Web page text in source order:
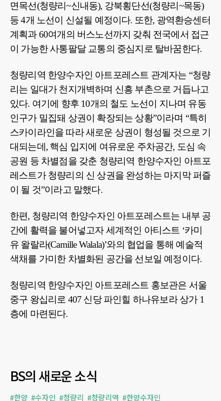
면목선(청량리~신내동), 강북횡단선(청량리~목동)
등 4개 노선이 신설될 예정이다. 또한, 광역환승센터
계획과 60여개의 버스노선까지 갖춰 전국에서 접근
이 가능한 사통팔달 교통의 중심지로 탈바꿈한다.
청량리역 한양수자인 아트포레스트 관계자는 “청량
리는 일대가 천지개벽하며 신흥 부촌으로 거듭나고
있다. 여기에 향후 10개의 철도 노선이 지나며 유동
인구가 밀집돼 상권이 확장되는 상황”이라며 “특히
스카이라인을 따라 새로운 상권이 형성될 것으로 기
대되는데, 핵심 입지에 여유로운 주차공간, 도심 속
공원 등 차별점을 갖춘 청량리역 한양수자인 아트포
레스트가 청량리의 신 상권을 완성하는 마지막 퍼즐
이 될 것”이라고 말했다.
한편, 청량리역 한양수자인 아트포레스트는 내부 공
간에 활력을 불어넣고자 세계적인 아티스트 ‘카미
유 왈랄라(Camille Walala)’와의 협업을 통해 예술적
색채를 가미한 차별화된 공간을 선보일 예정이다.
청량리역 한양수자인 아트포레스트 홍보관은 서울
중구 왕십리로 407 신당 파인힐 하나유보라 상가 1
층에 마련된다.
BS의 새로운 소식
#한양 #수자인 #청량리 #청량리역 #한양수자인